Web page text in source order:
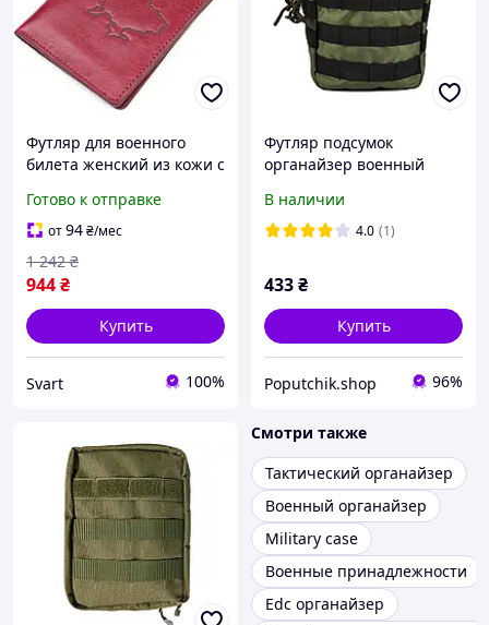
Футляр для военного
билета женский из кожи с
GRANDE PELLE 16779
Карта Бордовая /Svart/
Готово к отправке
от94₴/мес
944₴
1 242 ₴
Купить
Svart 100%
Футляр подсумок
органайзер военный
7 см Ф-02-011-М
В наличии
4.0 (1)
433₴
Купить
Poputchik.shop 96%
Смотри также
Тактический органайзер
Военный органайзер
Military case
Военные принадлежности
Edc органайзер